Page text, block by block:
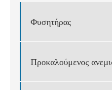
Φυσητήρας
Προκαλούμενος